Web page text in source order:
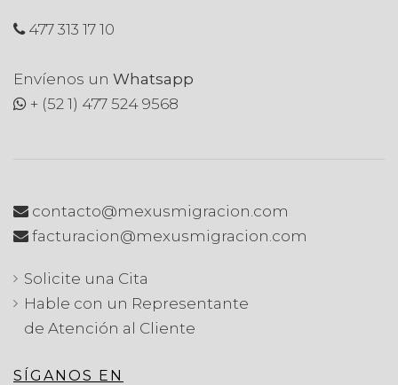
477 313 17 10
Envíenos un Whatsapp
+ (52 1) 477 524 9568
contacto@mexusmigracion.com
facturacion@mexusmigracion.com
Solicite una Cita
Hable con un Representante
de Atención al Cliente
SÍGANOS EN